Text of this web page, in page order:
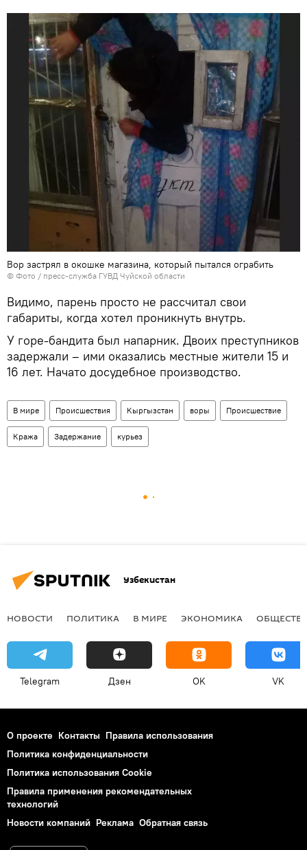
Вор застрял в окошке магазина, который пытался ограбить
© Фото / пресс-служба ГУВД Чуйской области
Видимо, парень просто не рассчитал свои
габариты, когда хотел проникнуть внутрь.
У горе-бандита был напарник. Двоих преступников
задержали – ими оказались местные жители 15 и
16 лет. Начато досудебное производство.
В мире Происшествия Кыргызстан воры Происшествие
Кража Задержание курьез
Узбекистан
НОВОСТИ ПОЛИТИКА В МИРЕ ЭКОНОМИКА
Telegram Дзен OK VK
О проекте Контакты Правила использования
Политика конфиденциальности
Политика использования Cookie
Правила применения рекомендательных
технологий
Новости компаний Реклама Обратная связь